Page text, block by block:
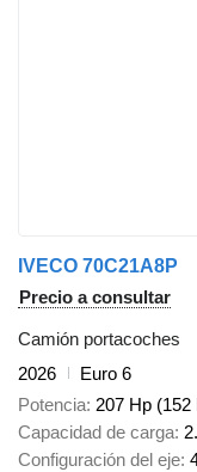
IVECO 70C21A8P
Precio a consultar
Camión portacoches
2026
Euro 6
Potencia 207 Hp (152
Capacidad de carga
Configuración del eje